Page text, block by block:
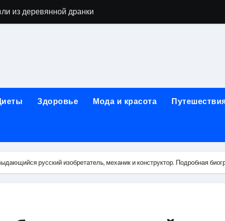
из деревянной дранки
аппаратов для электроэпиляции
направления медицинского центра
Стрешневе
зависимости: медицинские, психотерапевтические и
Здоровье Мода и красота
русский изобретатель, механик и конструктор. Подробная